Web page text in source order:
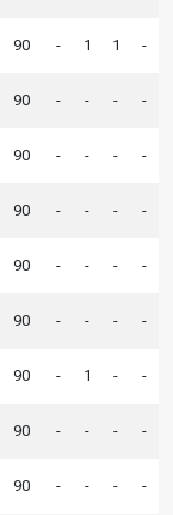
90 - 1 1 -
90 - - - -
90 - - - -
90 - - - -
90 - - - -
90 - - - -
90 - 1 - -
90 - - - -
90 - - - -